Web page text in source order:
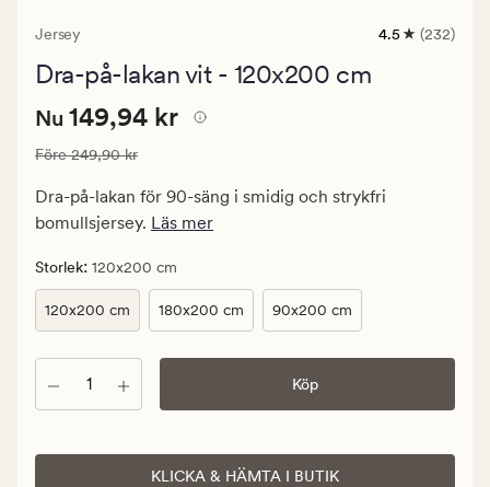
Jersey
232
4.5 (232)
Dra-på-lakan vit - 120x200 cm
Nuvarande
149,94
kr.
Ordinarie
249,90
kr
Nuvarande pris
Nu 149,94 kr
Ordinarie pris 249,90 kr
Före249,90 kr
Dra-på-lakan för 90-säng i smidig och strykfri
bomullsjersey. Läs mer
Storlek: 120x200 cm
120x200 cm 180x200 cm 90x200 cm
Antal Köp
KLICKA & HÄMTA I BUTIK